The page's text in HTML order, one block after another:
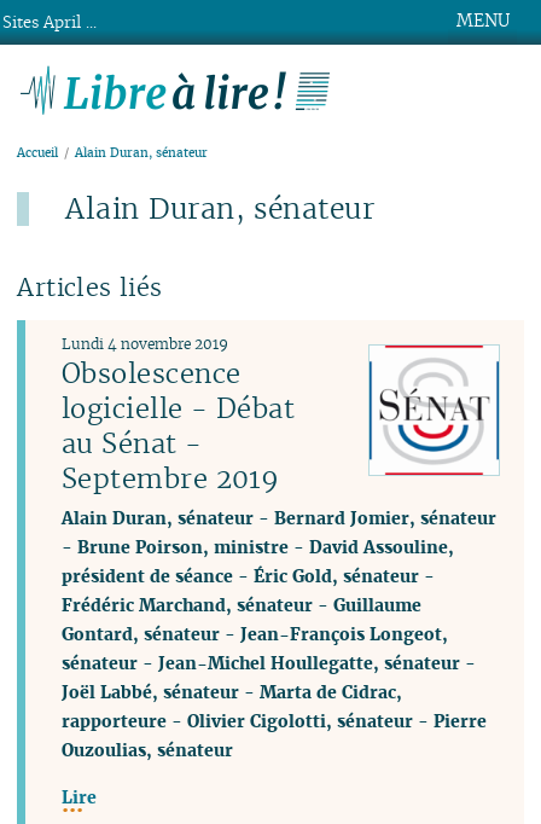
MENU
Accueil Alain Duran, sénateur
Alain Duran, sénateur
Articles liés
Obsolescence
logicielle - Débat
au Sénat -
Septembre 2019
Lundi 4 novembre 2019
Alain Duran, sénateur -Bernard Jomier, sénateur
-Brune Poirson, ministre -David Assouline,
président de séance -Éric Gold, sénateur -
Frédéric Marchand, sénateur -Guillaume
Gontard, sénateur -Jean-François Longeot,
sénateur -Jean-Michel Houllegatte, sénateur -
Joël Labbé, sénateur -Marta de Cidrac,
rapporteure -Olivier Cigolotti, sénateur -Pierre
Ouzoulias, sénateur
Lire
Sites April ...